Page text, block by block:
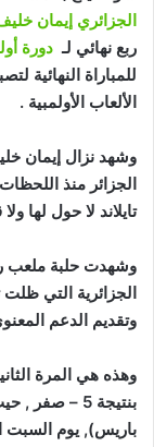
الجزائري إيمان
ربع نهائي لـ دورة
للمباراة النهائية
الألعاب الأولمبية .
وشهد نزال إيمان
الجزائر منذ
تايلاند لا حول لها
وشهدت حلبة ملعب
الجزائرية التي
وتقديم الدعم
وهذه هي المرة
بنتيجة 5 –
باريس), يوم السبت